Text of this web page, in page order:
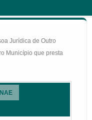
Jurídica de Outro
Município que presta